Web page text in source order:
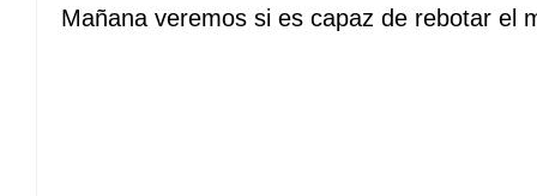
Mañana veremos si es capaz de rebotar el